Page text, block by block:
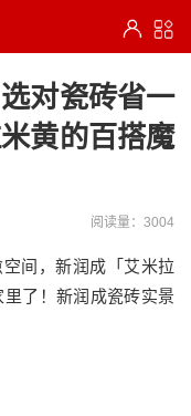
对瓷砖省一
黄的百搭魔
阅读量：3004
间，新润成「艾米拉
里了！新润成瓷砖实景